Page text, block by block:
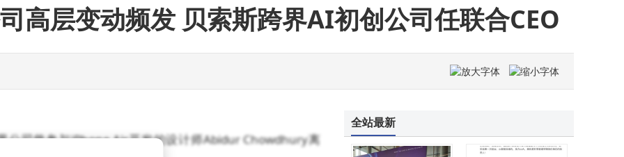
谷歌前CEO施密特：欧洲应加速开源AI布局，摆脱外部依赖风险
极视角赴港上市：AI视觉算法丰富，近年营收增长但仍有亏损
AI领域顶尖人才Ahmad Al-Dahle加盟爱彼迎，出任首席技术官开启新征程
马斯克开源
高层变动频发 贝索斯跨界AI初创公司任联合CEO
公司曾参与iPhone Air开发的设计师Abidur Chowdhury离
全站最新